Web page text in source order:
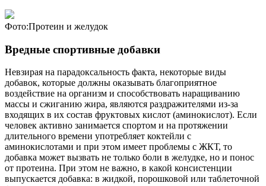
Фото:Протеин и желудок
Вредные спортивные добавки
Невзирая на парадоксальность факта, некоторые виды
добавок, которые должны оказывать благоприятное
воздействие на организм и способствовать наращиванию
массы и сжиганию жира, являются раздражителями из-за
входящих в их состав фруктовых кислот (аминокислот). Если
человек активно занимается спортом и на протяжении
длительного времени употребляет коктейли с
аминокислотами и при этом имеет проблемы с ЖКТ, то
добавка может вызвать не только боли в желудке, но и понос
от протеина. При этом не важно, в какой консистенции
выпускается добавка: в жидкой, порошковой или таблеточной